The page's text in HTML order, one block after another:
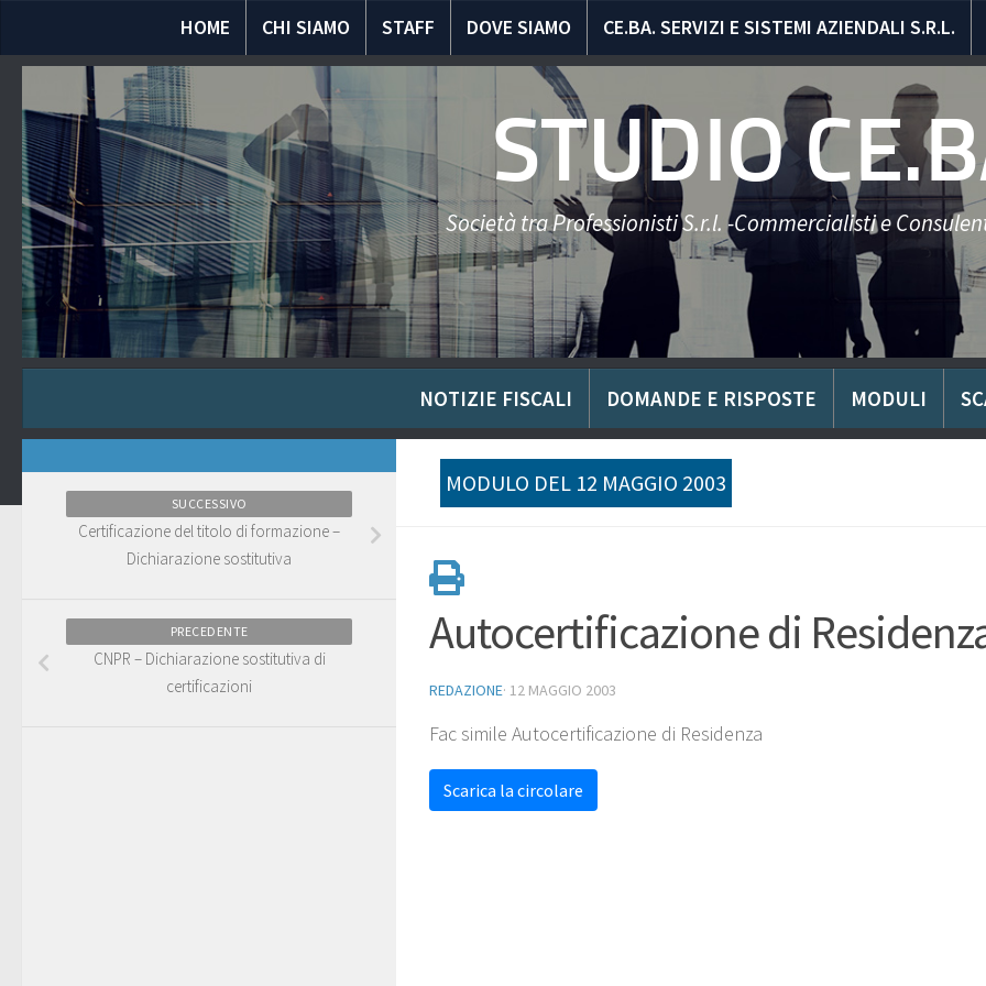
HOME CHI SIAMO STAFF DOVE SIAMO CE.BA. SERVIZI E SISTEMI AZIENDALI S.R.L.
STUDIO
Società tra Professionisti S.r.l. -Commercialisti e
NOTIZIE FISCALI DOMANDE E RISPOSTE MODULI
MODULO DEL 12 MAGGIO 2003
Autocertificazione di
REDAZIONE· 12 MAGGIO 2003
Fac simile Autocertificazione di Residenza
Scarica la circolare
SUCCESSIVO
Certificazione del titolo di formazione –
Dichiarazione sostitutiva
PRECEDENTE
CNPR – Dichiarazione sostitutiva di
certificazioni